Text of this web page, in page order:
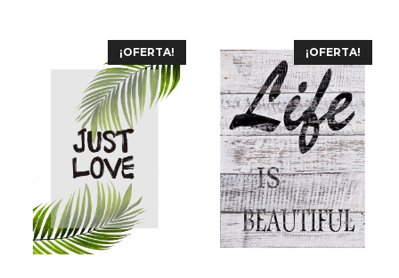
¡OFERTA! ¡OFERTA!